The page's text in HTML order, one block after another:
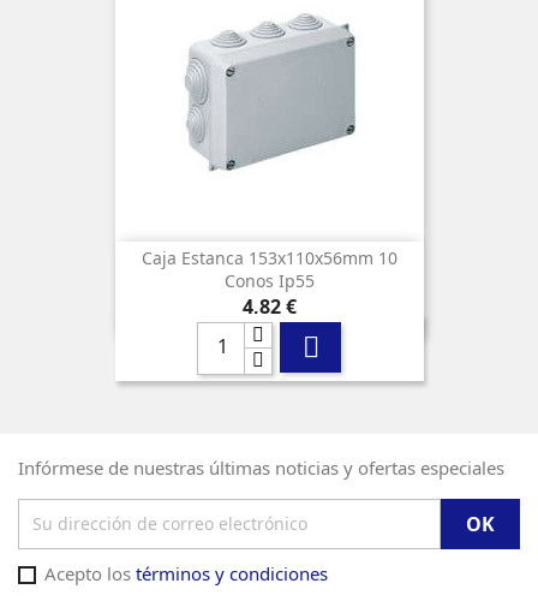
Caja Estanca 153x110x56mm 10
Conos Ip55
Precio
4,82 €

Infórmese de nuestras últimas noticias y ofertas especiales
Acepto los términos y condiciones